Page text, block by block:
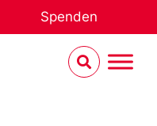
Spenden